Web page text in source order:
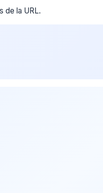
de la URL.